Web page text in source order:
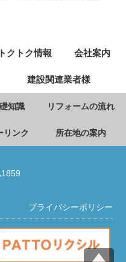
トクトク情報 会社案内
建設関連業者様
知識 リフォームの流れ
リンク 所在地の案内
プライバシーポリシー